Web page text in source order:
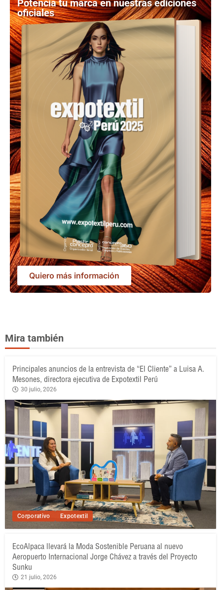
Potencia tu marca en nuestras ediciones
oficiales
Quiero más información
Mira también
Corporativo Expotextil
Principales anuncios de la entrevista de “El Cliente” a Luisa A.
Mesones, directora ejecutiva de Expotextil Perú
30 julio, 2026
EcoAlpaca llevará la Moda Sostenible Peruana al nuevo
Aeropuerto Internacional Jorge Chávez a través del Proyecto
Sunku
21 julio, 2026